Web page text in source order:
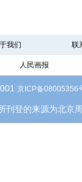
我们 联
人民画报
京ICP备08005356
刊登的来源为北京